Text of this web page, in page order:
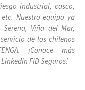
industrial, casco,
Nuestro equipo ya
Viña del Mar,
de los chilenos
¡Conoce más
FID Seguros!